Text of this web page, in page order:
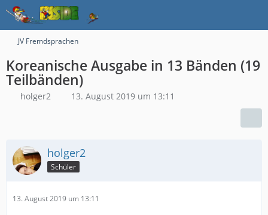
JV Fremdsprachen
Koreanische Ausgabe in 13 Bänden (19
Teilbänden)
holger2 13. August 2019 um 13:11
holger2
Schüler
13. August 2019 um 13:11